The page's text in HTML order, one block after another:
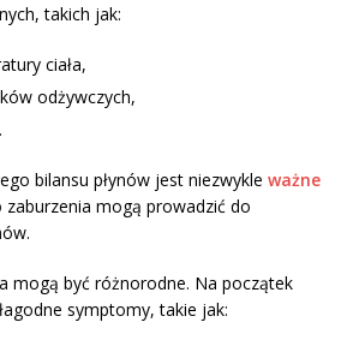
takich jak:
ciała,
odżywczych,
bilansu płynów jest niezwykle ważne
zaburzenia mogą prowadzić do
mogą być różnorodne. Na początek
symptomy, takie jak: